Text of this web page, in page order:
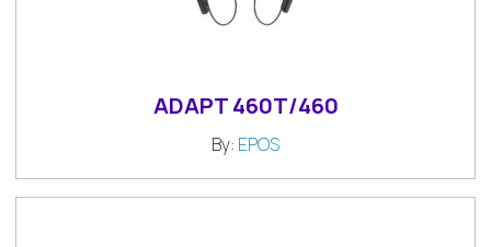
ADAPT 460T/460
By: EPOS